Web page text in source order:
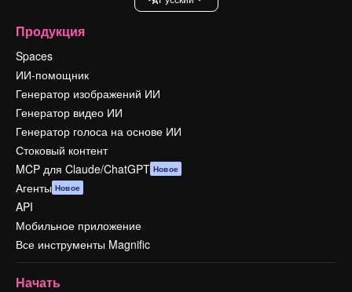
Продукция
Spaces
ИИ-помощник
Генератор изображений ИИ
Генератор видео ИИ
Генератор голоса на основе ИИ
Стоковый контент
MCP для Claude/ChatGPT Новое
Агенты Новое
API
Мобильное приложение
Все инструменты Magnific
Начать